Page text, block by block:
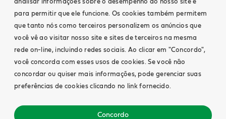
analisar informações sobre o desempenho do nosso site e
para permitir que ele funcione. Os cookies também permitem
que tanto nós como terceiros personalizem os anúncios que
você vê ao visitar nosso site e sites de terceiros na mesma
rede on-line, incluindo redes sociais. Ao clicar em "Concordo",
você concorda com esses usos de cookies. Se você não
concordar ou quiser mais informações, pode gerenciar suas
preferências de cookies clicando no link fornecido.
Concordo